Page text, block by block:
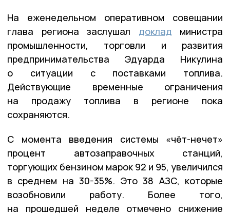
На еженедельном оперативном совещании
глава региона заслушал доклад министра
промышленности, торговли и развития
предпринимательства Эдуарда Никулина
о ситуации с поставками топлива.
Действующие временные ограничения
на продажу топлива в регионе пока
сохраняются.
С момента введения системы «чёт-нечет»
процент автозаправочных станций,
торгующих бензином марок 92 и 95, увеличился
в среднем на 30-35%. Это 38 АЗС, которые
возобновили работу. Более того,
на прошедшей неделе отмечено снижение